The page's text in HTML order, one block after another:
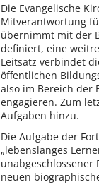
Die Evangelische
Mitverantwortung
übernimmt mit der
definiert, eine
Leitsatz verbindet
öffentlichen
also im Bereich der
engagieren. Zum
Aufgaben hinzu.
Die Aufgabe der
„lebenslanges
unabgeschlossener
neuen